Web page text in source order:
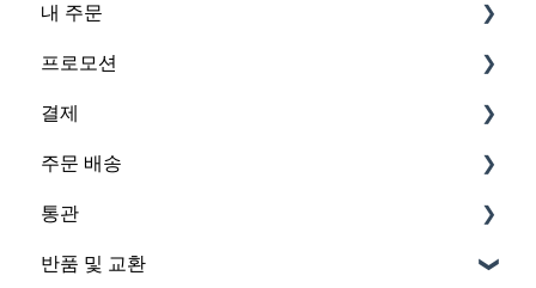
계정
뉴스레터
계정 삭제
내 주문
주문 확인
주문 상태
주문 변경 / 취소
상품 누락/ 못받은 상품
결함 품목
프로모션
프로모션 일정
프로모션 제외 상품
프로모션 코드 적용
프로모션 코드 사용 불가
결제
결제 방법을
지불 상태
국가 & 통화
주문 배송
상품 로케이션
배송 국가
통관
관부가세 비용
반품 및 교환